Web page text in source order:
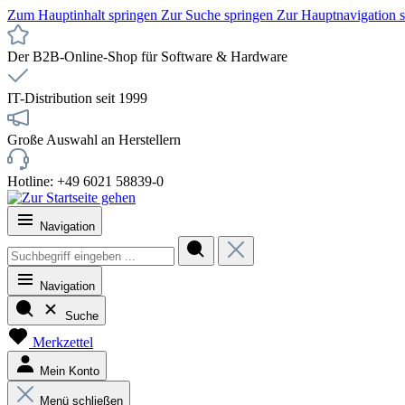
Zum Hauptinhalt springen Zur Suche springen Zur Hauptnavigation
Der B2B-Online-Shop für Software & Hardware
IT-Distribution seit 1999
Große Auswahl an Herstellern
Hotline: +49 6021 58839-0
Navigation
Navigation
Suche
Merkzettel
Mein Konto
Menü schließen